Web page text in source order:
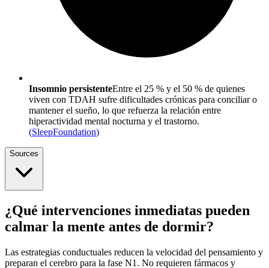
Insomnio persistenteEntre el 25 % y el 50 % de quienes
viven con TDAH sufre dificultades crónicas para conciliar o
mantener el sueño, lo que refuerza la relación entre
hiperactividad mental nocturna y el trastorno.
(SleepFoundation)
Sources
¿Qué intervenciones inmediatas pueden
calmar la mente antes de dormir?
Las estrategias conductuales reducen la velocidad del pensamiento y
preparan el cerebro para la fase N1. No requieren fármacos y